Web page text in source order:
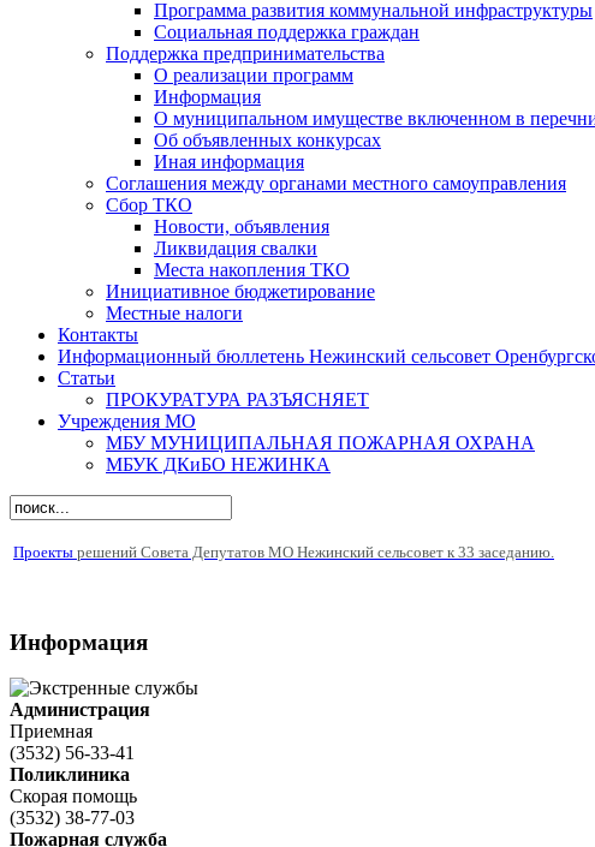
Программа развития коммунальной инфраструктуры
Социальная поддержка граждан
Поддержка предпринимательства
О реализации программ
Информация
О муниципальном имуществе включенном в
Об объявленных конкурсах
Иная информация
Соглашения между органами местного самоуправления
Сбор ТКО
Новости, объявления
Ликвидация свалки
Места накопления ТКО
Инициативное бюджетирование
Местные налоги
Контакты
Информационный бюллетень Нежинский сельсовет
Статьи
ПРОКУРАТУРА РАЗЪЯСНЯЕТ
Учреждения МО
МБУ МУНИЦИПАЛЬНАЯ ПОЖАРНАЯ ОХРАНА
МБУК ДКиБО НЕЖИНКА
Проекты решений Совета Депутатов МО Нежинский сельсовет к 33 заседанию.
Информация
Администрация
Приемная
(3532) 56-33-41
Поликлиника
Скорая помощь
(3532) 38-77-03
Пожарная служба